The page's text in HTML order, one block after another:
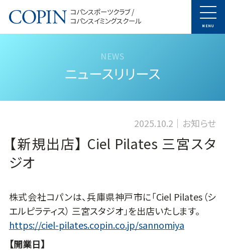
コパンスポーツクラブ /
コパンスイミングスクール
MENU
ニュースリリース
【新規出店】 Ciel Pilates 三宮スタ
ジオ
2025.10.2 お知らせ
株式会社コパンは、兵庫県神戸市に「Ciel Pilates（シ
エルピラティス） 三宮スタジオ」を出店いたします。
https://ciel-pilates.copin.co.jp/sannomiya
【開業日】